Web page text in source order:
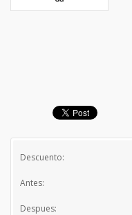
Descuento:
Antes:
Despues: